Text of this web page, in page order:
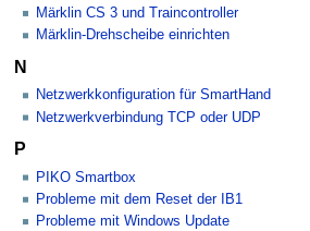
Märklin CS 3 und Traincontroller
Märklin-Drehscheibe einrichten
N
Netzwerkkonfiguration für SmartHand
Netzwerkverbindung TCP oder UDP
P
PIKO Smartbox
Probleme mit dem Reset der IB1
Probleme mit Windows Update